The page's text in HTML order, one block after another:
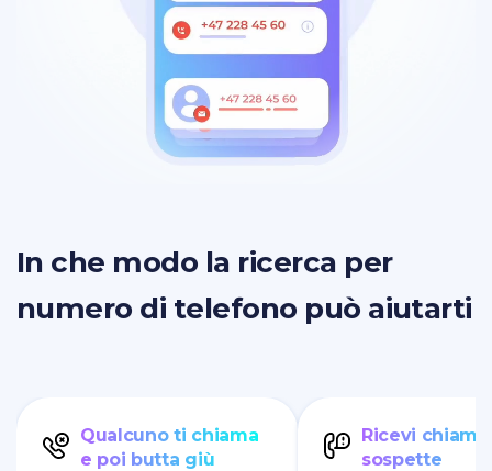
In che modo la ricerca per
numero di telefono può aiutarti
Qualcuno ti chiama
e poi butta giù
Ricevi
sospette